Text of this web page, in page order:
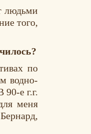
людьми
того,
по
водно-
е г.г.
меня